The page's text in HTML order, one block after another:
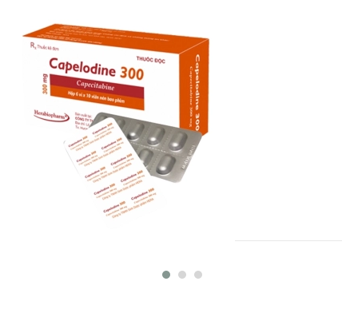
Capelodine 300 Herabiopharm 6 vỉ x 10 viên (Capecitabine)